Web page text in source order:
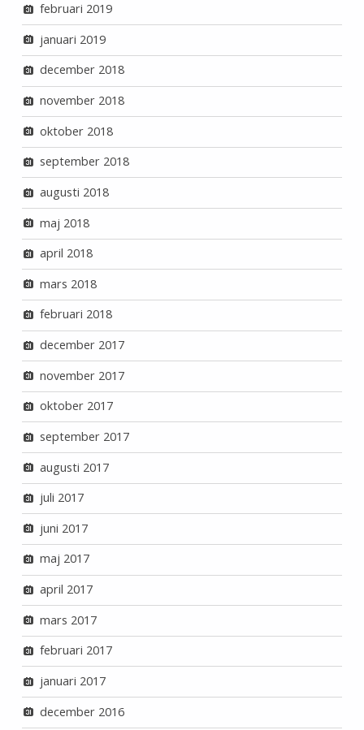
februari 2019
januari 2019
december 2018
november 2018
oktober 2018
september 2018
augusti 2018
maj 2018
april 2018
mars 2018
februari 2018
december 2017
november 2017
oktober 2017
september 2017
augusti 2017
juli 2017
juni 2017
maj 2017
april 2017
mars 2017
februari 2017
januari 2017
december 2016